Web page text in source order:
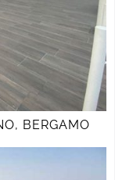
BERGAMO